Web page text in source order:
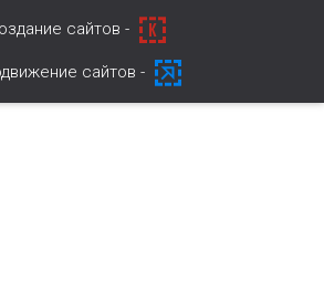
сайтов -
сайтов -